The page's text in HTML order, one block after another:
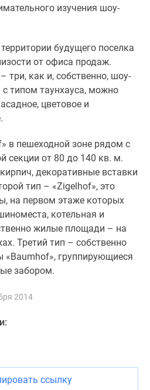
изучения шоу-
будущего поселка
от офиса продаж.
три, как и, собственно, шоу-
типом таунхауса, можно
цветовое и
в пешеходной зоне рядом с
секции от 80 до 140 кв. м.
декоративные вставки
тип – «Zigelhof», это
на первом этаже которых
котельная и
жилые площади – на
Третий тип – собственно
«Baumhof», группирующиеся
забором.
2014
ссылку